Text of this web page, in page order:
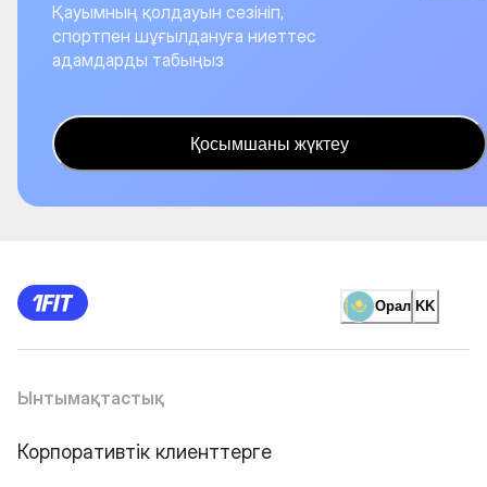
Қауымның қолдауын сезініп,
спортпен шұғылдануға ниеттес
адамдарды табыңыз
Қосымшаны жүктеу
Орал KK
Ынтымақтастық
Корпоративтік клиенттерге